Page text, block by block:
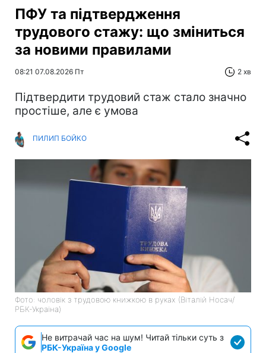
ПФУ та підтвердження
трудового стажу: що зміниться
за новими правилами
08:21 07.08.2026 Пт 2 хв
Підтвердити трудовий стаж стало значно
простіше, але є умова
ПИЛИП БОЙКО
Фото: чоловік з трудовою книжкою в руках (Віталій Носач/
РБК-Україна)
Не витрачай час на шум! Читай тільки суть з
РБК-Україна у Google